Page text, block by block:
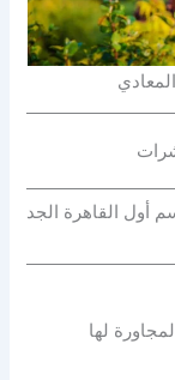
أول القاهرة
لها